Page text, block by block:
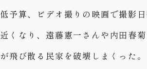
低予算、ビデオ撮りの映画で撮影
近くなり、遠藤憲一さんや内田春
が飛び散る民家を破壊しまくった。